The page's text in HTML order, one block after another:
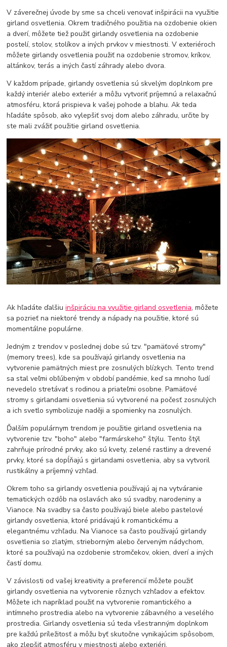
V záverečnej úvode by sme sa chceli venovať inšpirácii na využitie
girland osvetlenia. Okrem tradičného použitia na ozdobenie okien
a dverí, môžete tiež použiť girlandy osvetlenia na ozdobenie
postelí, stolov, stolíkov a iných prvkov v miestnosti. V exteriéroch
môžete girlandy osvetlenia použiť na ozdobenie stromov, kríkov,
altánkov, terás a iných častí záhrady alebo dvora.
V každom prípade, girlandy osvetlenia sú skvelým doplnkom pre
každý interiér alebo exteriér a môžu vytvoriť príjemnú a relaxačnú
atmosféru, ktorá prispieva k vašej pohode a blahu. Ak teda
hľadáte spôsob, ako vylepšiť svoj dom alebo záhradu, určite by
ste mali zvážiť použitie girland osvetlenia.
Ak hľadáte ďalšiuinšpiráciu na využitie girland osvetlenia, môžete
sa pozrieť na niektoré trendy a nápady na použitie, ktoré sú
momentálne populárne.
Jedným z trendov v poslednej dobe sú tzv. "pamäťové stromy"
(memory trees), kde sa používajú girlandy osvetlenia na
vytvorenie pamätných miest pre zosnulých blízkych. Tento trend
sa stal veľmi obľúbeným v období pandémie, keď sa mnoho ľudí
nevedelo stretávať s rodinou a priateľmi osobne. Pamäťové
stromy s girlandami osvetlenia sú vytvorené na počesť zosnulých
a ich svetlo symbolizuje naději a spomienky na zosnulých.
Ďalším populárnym trendom je použitie girland osvetlenia na
vytvorenie tzv. "boho" alebo "farmárskeho" štýlu. Tento štýl
zahrňuje prírodné prvky, ako sú kvety, zelené rastliny a drevené
prvky, ktoré sa dopĺňajú s girlandami osvetlenia, aby sa vytvoril
rustikálny a príjemný vzhľad.
Okrem toho sa girlandy osvetlenia používajú aj na vytváranie
tematických ozdôb na oslavách ako sú svadby, narodeniny a
Vianoce. Na svadby sa často používajú biele alebo pastelové
girlandy osvetlenia, ktoré pridávajú k romantickému a
elegantnému vzhľadu. Na Vianoce sa často používajú girlandy
osvetlenia so zlatým, strieborným alebo červeným nádychom,
ktoré sa používajú na ozdobenie stromčekov, okien, dverí a iných
častí domu.
V závislosti od vašej kreativity a preferencií môžete použiť
girlandy osvetlenia na vytvorenie rôznych vzhľadov a efektov.
Môžete ich napríklad použiť na vytvorenie romantického a
intímneho prostredia alebo na vytvorenie zábavného a veselého
prostredia. Girlandy osvetlenia sú teda všestranným doplnkom
pre každú príležitosť a môžu byť skutočne vynikajúcim spôsobom,
ako zlepšiť atmosféru v miestnosti alebo exteriéri.